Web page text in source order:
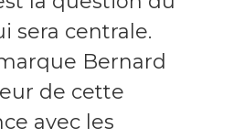
sera centrale.
Bernard
de cette
avec les